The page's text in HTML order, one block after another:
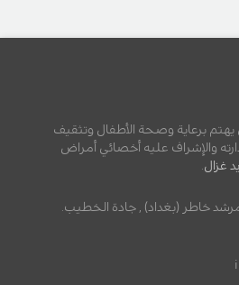
برعاية وصحة الأطفال وتثقيف
والإشراف عليه أخصائي أمراض
غزال
خاطر (بغداد) , جادة الخطيب.